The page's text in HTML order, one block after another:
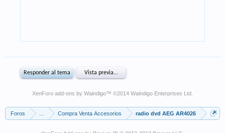
XenForo add-ons by Waindigo™ ©2014 Waindigo Enterprises Ltd
Foros Compra Venta Accesorios radio dvd AEG AR4026